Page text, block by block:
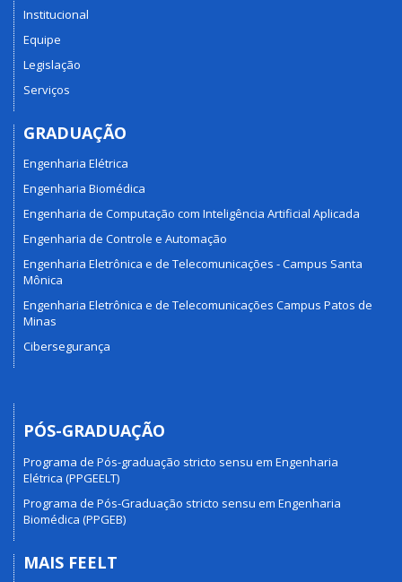
Institucional
Equipe
Legislação
Serviços
GRADUAÇÃO
Engenharia Elétrica
Engenharia Biomédica
Engenharia de Computação com Inteligência Artificial Aplicada
Engenharia de Controle e Automação
Engenharia Eletrônica e de Telecomunicações - Campus Santa
Mônica
Engenharia Eletrônica e de Telecomunicações Campus Patos de
Minas
Cibersegurança
PÓS-GRADUAÇÃO
Programa de Pós-graduação stricto sensu em Engenharia
Elétrica (PPGEELT)
Programa de Pós-Graduação stricto sensu em Engenharia
Biomédica (PPGEB)
MAIS FEELT